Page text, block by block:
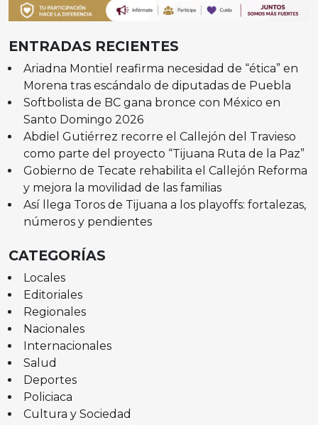
ENTRADAS RECIENTES
Ariadna Montiel reafirma necesidad de “ética” en
Morena tras escándalo de diputadas de Puebla
Softbolista de BC gana bronce con México en
Santo Domingo 2026
Abdiel Gutiérrez recorre el Callejón del Travieso
como parte del proyecto “Tijuana Ruta de la Paz”
Gobierno de Tecate rehabilita el Callejón Reforma
y mejora la movilidad de las familias
Así llega Toros de Tijuana a los playoffs: fortalezas,
números y pendientes
CATEGORÍAS
Locales
Editoriales
Regionales
Nacionales
Internacionales
Salud
Deportes
Policiaca
Cultura y Sociedad